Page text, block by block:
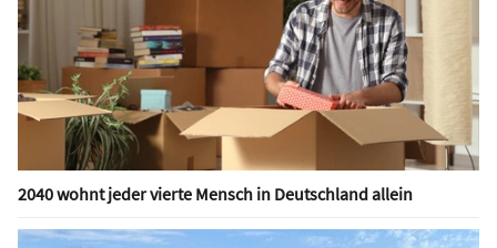
2040 wohnt jeder vierte Mensch in Deutschland allein